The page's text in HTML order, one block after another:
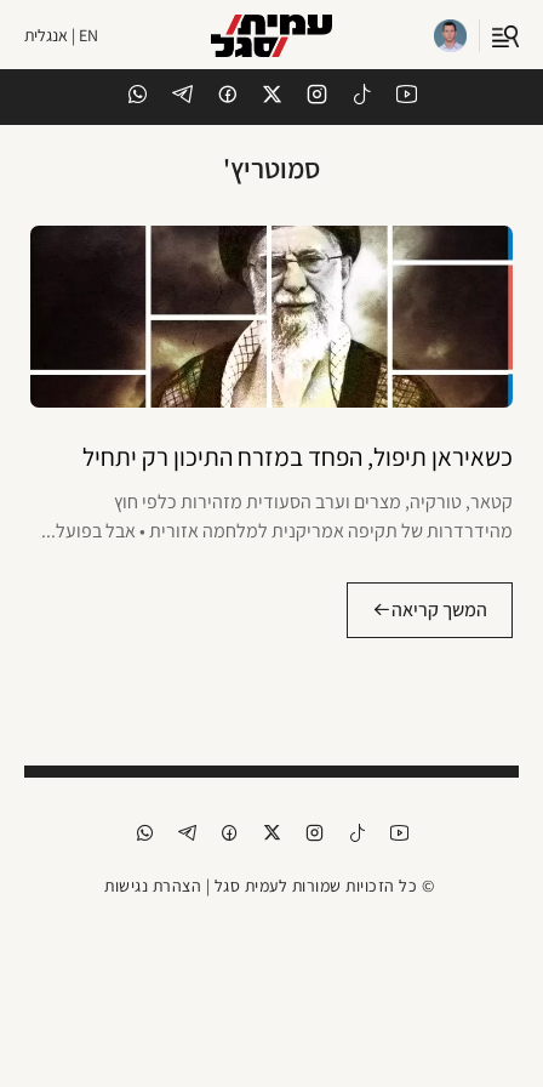
EN | אנגלית
סמוטריץ'
כשאיראן תיפול, הפחד במזרח התיכון רק יתחיל
קטאר, טורקיה, מצרים וערב הסעודית מזהירות כלפי חוץ
מהידרדרות של תקיפה אמריקנית למלחמה אזורית • אבל בפועל...
המשך קריאה
© כל הזכויות שמורות לעמית סגל | הצהרת נגישות